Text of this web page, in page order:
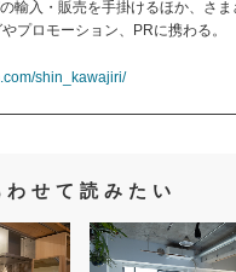
輸入・販売を手掛けるほか、さま
プロモーション、PRに携わる。
shin_kawajiri/
わせて読みたい